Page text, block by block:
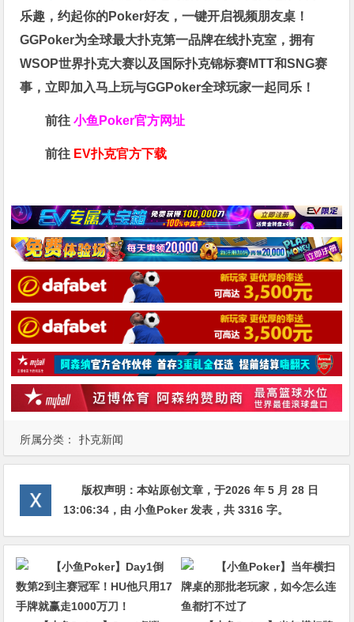
所属分类： 扑克新闻
乐趣，约起你的Poker好友，一键开启视频朋友桌！
GGPoker为全球最大扑克第一品牌在线扑克室，拥有
WSOP世界扑克大赛以及国际扑克锦标赛MTT和SNG赛
事，立即加入马上玩与GGPoker全球玩家一起同乐！
前往小鱼Poker官方网址
前往 EV扑克官方下载
版权声明：本站原创文章，于2026 年 5 月 28 日
13:06:34 ，由小鱼Poker发表，共 3316 字。